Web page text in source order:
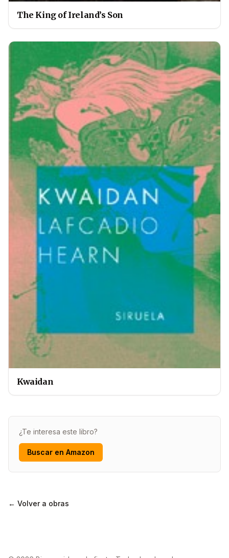
The King of Ireland’s Son
Kwaidan
¿Te interesa este libro?
Buscar en Amazon
← Volver a obras